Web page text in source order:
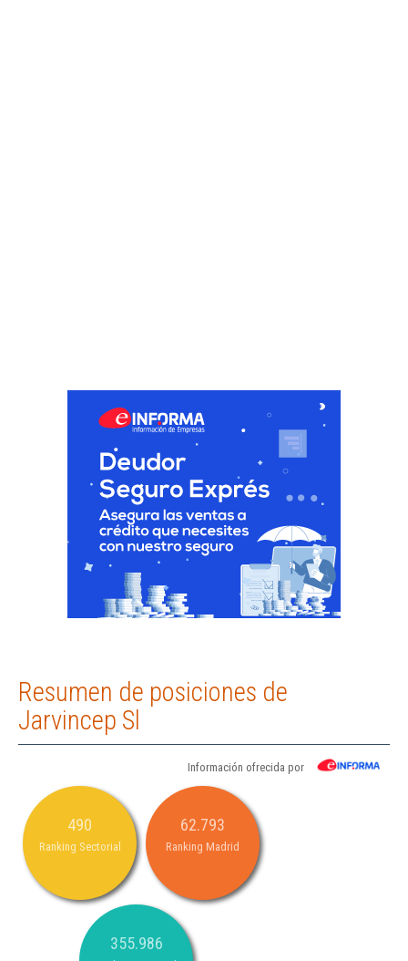
Resumen de posiciones de
Jarvincep Sl
Información ofrecida por
490
Ranking Sectorial
62.793
Ranking Madrid
355.986